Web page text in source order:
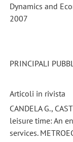
Dynamics and
2007
PRINCIPALI
Articoli in rivista
CANDELA G.,
leisure time: An
services.